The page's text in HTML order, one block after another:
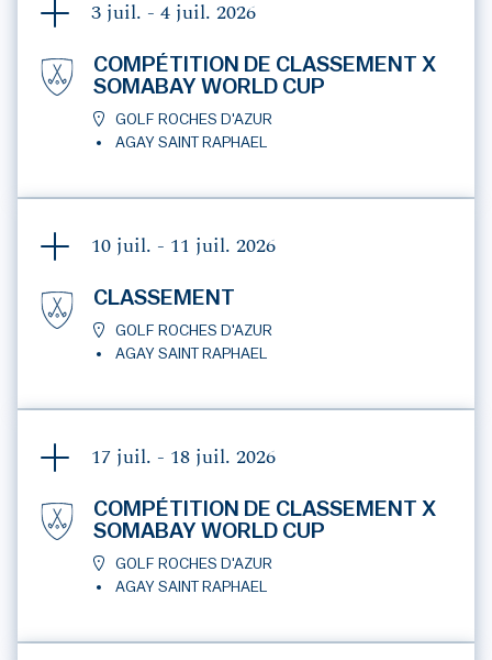
3 juil. - 4 juil. 2026
COMPÉTITION DE CLASSEMENT X
SOMABAY WORLD CUP
GOLF ROCHES D'AZUR
AGAY SAINT RAPHAEL
10 juil. - 11 juil. 2026
CLASSEMENT
GOLF ROCHES D'AZUR
AGAY SAINT RAPHAEL
17 juil. - 18 juil. 2026
COMPÉTITION DE CLASSEMENT X
SOMABAY WORLD CUP
GOLF ROCHES D'AZUR
AGAY SAINT RAPHAEL